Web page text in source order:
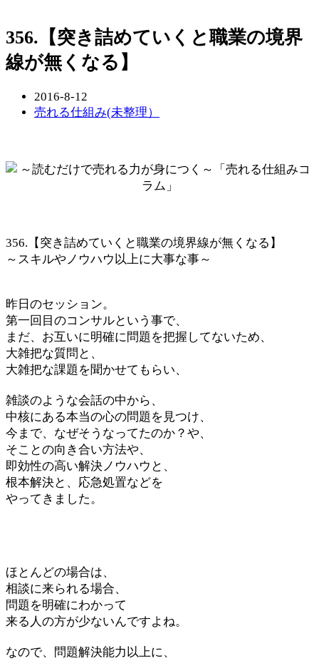
356.【突き詰めていくと職業の境界
線が無くなる】
2016-8-12
売れる仕組み(未整理）
356.【突き詰めていくと職業の境界線が無くなる】
～スキルやノウハウ以上に大事な事～
昨日のセッション。
第一回目のコンサルという事で、
まだ、お互いに明確に問題を把握してないため、
大雑把な質問と、
大雑把な課題を聞かせてもらい、
雑談のような会話の中から、
中核にある本当の心の問題を見つけ、
今まで、なぜそうなってたのか？や、
そことの向き合い方法や、
即効性の高い解決ノウハウと、
根本解決と、応急処置などを
やってきました。
ほとんどの場合は、
相談に来られる場合、
問題を明確にわかって
来る人の方が少ないんですよね。
なので、問題解決能力以上に、